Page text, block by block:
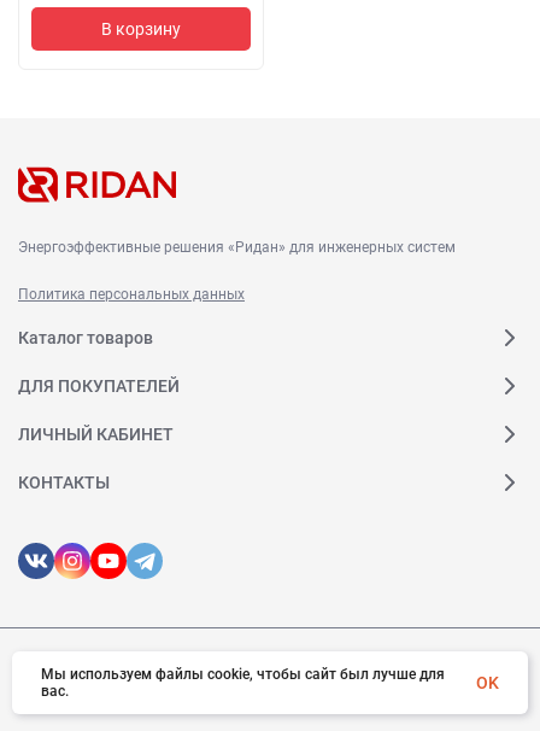
В корзину
Энергоэффективные решения «Ридан» для инженерных систем
Политика персональных данных
Каталог товаров
ДЛЯ ПОКУПАТЕЛЕЙ
ЛИЧНЫЙ КАБИНЕТ
КОНТАКТЫ
© 2026 Ридан. Все права защищены
Мы используем файлы cookie, чтобы сайт был лучше для
вас.
OK